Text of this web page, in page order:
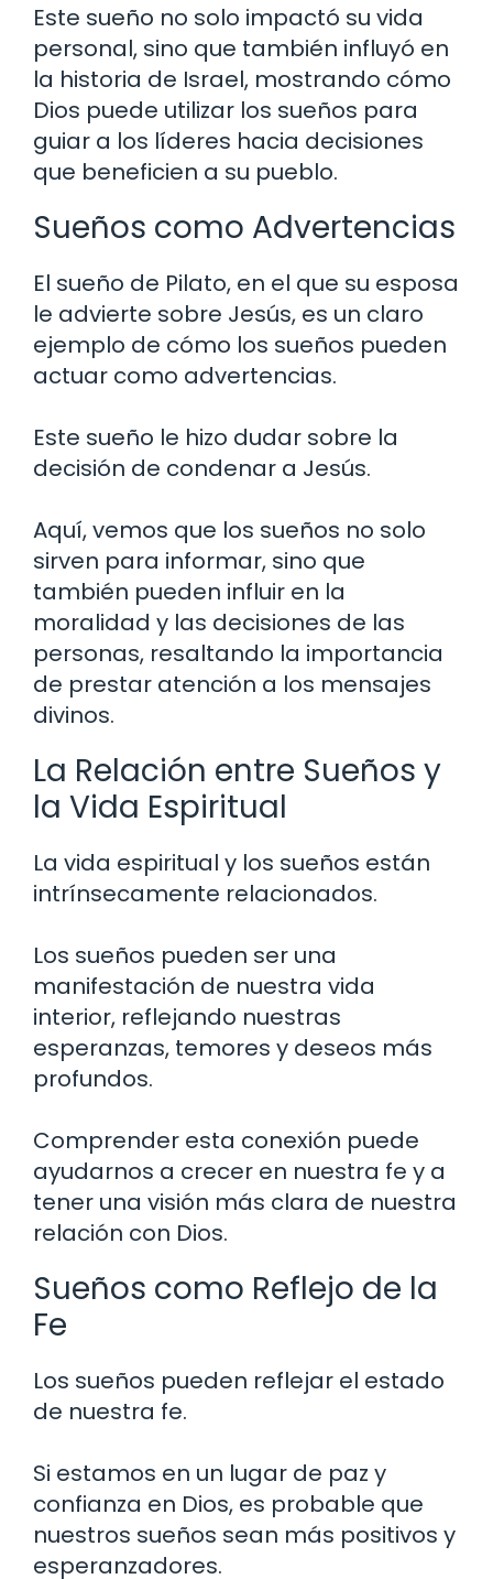
Este sueño no solo impactó su vida
personal, sino que también influyó en
la historia de Israel, mostrando cómo
Dios puede utilizar los sueños para
guiar a los líderes hacia decisiones
que beneficien a su pueblo.
Sueños como Advertencias
El sueño de Pilato, en el que su esposa
le advierte sobre Jesús, es un claro
ejemplo de cómo los sueños pueden
actuar como advertencias.
Este sueño le hizo dudar sobre la
decisión de condenar a Jesús.
Aquí, vemos que los sueños no solo
sirven para informar, sino que
también pueden influir en la
moralidad y las decisiones de las
personas, resaltando la importancia
de prestar atención a los mensajes
divinos.
La Relación entre Sueños y
la Vida Espiritual
La vida espiritual y los sueños están
intrínsecamente relacionados.
Los sueños pueden ser una
manifestación de nuestra vida
interior, reflejando nuestras
esperanzas, temores y deseos más
profundos.
Comprender esta conexión puede
ayudarnos a crecer en nuestra fe y a
tener una visión más clara de nuestra
relación con Dios.
Sueños como Reflejo de la
Fe
Los sueños pueden reflejar el estado
de nuestra fe.
Si estamos en un lugar de paz y
confianza en Dios, es probable que
nuestros sueños sean más positivos y
esperanzadores.